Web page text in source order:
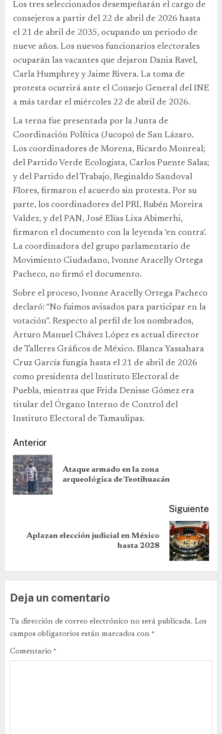
Los tres seleccionados desempeñarán el cargo de
consejeros a partir del 22 de abril de 2026 hasta
el 21 de abril de 2035, ocupando un periodo de
nueve años. Los nuevos funcionarios electorales
ocuparán las vacantes que dejaron Dania Ravel,
Carla Humphrey y Jaime Rivera. La toma de
protesta ocurrirá ante el Consejo General del INE
a más tardar el miércoles 22 de abril de 2026.
La terna fue presentada por la Junta de
Coordinación Política (Jucopo) de San Lázaro.
Los coordinadores de Morena, Ricardo Monreal;
del Partido Verde Ecologista, Carlos Puente Salas;
y del Partido del Trabajo, Reginaldo Sandoval
Flores, firmaron el acuerdo sin protesta. Por su
parte, los coordinadores del PRI, Rubén Moreira
Valdez, y del PAN, José Elías Lixa Abimerhi,
firmaron el documento con la leyenda ‘en contra’.
La coordinadora del grupo parlamentario de
Movimiento Ciudadano, Ivonne Aracelly Ortega
Pacheco, no firmó el documento.
Sobre el proceso, Ivonne Aracelly Ortega Pacheco
declaró: “No fuimos avisados para participar en la
votación”. Respecto al perfil de los nombrados,
Arturo Manuel Chávez López es actual director
de Talleres Gráficos de México. Blanca Yassahara
Cruz García fungía hasta el 21 de abril de 2026
como presidenta del Instituto Electoral de
Puebla, mientras que Frida Denisse Gómez era
titular del Órgano Interno de Control del
Instituto Electoral de Tamaulipas.
Anterior
Ataque armado en la zona
arqueológica de Teotihuacán
Siguiente
Aplazan elección judicial en México
hasta 2028
Deja un comentario
Tu dirección de correo electrónico no será publicada. Los
campos obligatorios están marcados con *
Comentario *